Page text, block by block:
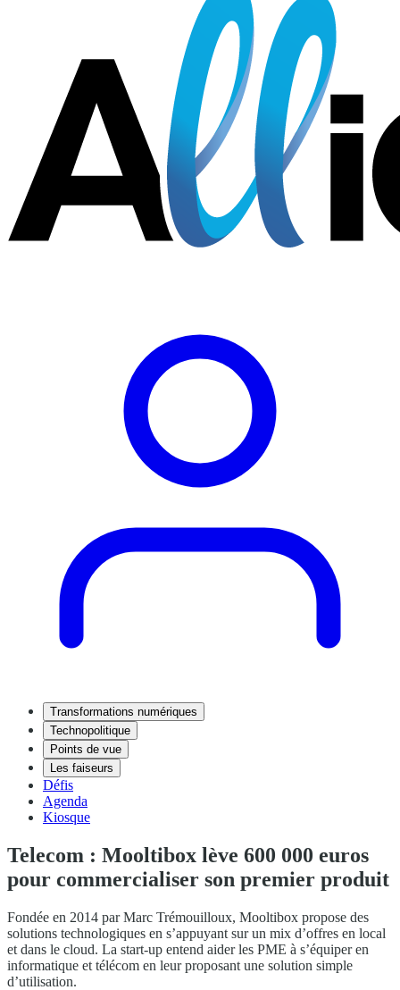
Transformations numériques
Technopolitique
Points de vue
Les faiseurs
Défis
Agenda
Kiosque
Telecom : Mooltibox lève 600 000 euros
pour commercialiser son premier produit
Fondée en 2014 par Marc Trémouilloux, Mooltibox propose des
solutions technologiques en s’appuyant sur un mix d’offres en local
et dans le cloud. La start-up entend aider les PME à s’équiper en
informatique et télécom en leur proposant une solution simple
d’utilisation.